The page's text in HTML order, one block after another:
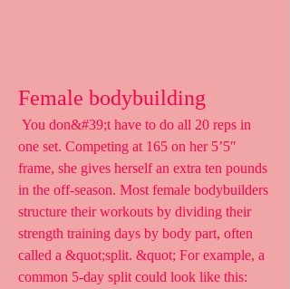
Female bodybuilding
one set. Competing at 165 on her 5’5″
frame, she gives herself an extra ten pounds
in the off-season. Most female bodybuilders
structure their workouts by dividing their
strength training days by body part, often
called a &quot;split. &quot; For example, a
common 5-day split could look like this: